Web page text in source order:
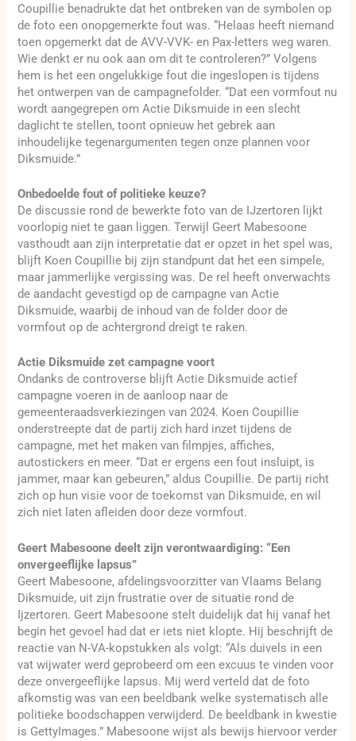
Coupillie benadrukte dat het ontbreken van de symbolen op
de foto een onopgemerkte fout was. “Helaas heeft niemand
toen opgemerkt dat de AVV-VVK- en Pax-letters weg waren.
Wie denkt er nu ook aan om dit te controleren?” Volgens
hem is het een ongelukkige fout die ingeslopen is tijdens
het ontwerpen van de campagnefolder. “Dat een vormfout nu
wordt aangegrepen om Actie Diksmuide in een slecht
daglicht te stellen, toont opnieuw het gebrek aan
inhoudelijke tegenargumenten tegen onze plannen voor
Diksmuide.”
Onbedoelde fout of politieke keuze?
De discussie rond de bewerkte foto van de IJzertoren lijkt
voorlopig niet te gaan liggen. Terwijl Geert Mabesoone
vasthoudt aan zijn interpretatie dat er opzet in het spel was,
blijft Koen Coupillie bij zijn standpunt dat het een simpele,
maar jammerlijke vergissing was. De rel heeft onverwachts
de aandacht gevestigd op de campagne van Actie
Diksmuide, waarbij de inhoud van de folder door de
vormfout op de achtergrond dreigt te raken.
Actie Diksmuide zet campagne voort
Ondanks de controverse blijft Actie Diksmuide actief
campagne voeren in de aanloop naar de
gemeenteraadsverkiezingen van 2024. Koen Coupillie
onderstreepte dat de partij zich hard inzet tijdens de
campagne, met het maken van filmpjes, affiches,
autostickers en meer. “Dat er ergens een fout insluipt, is
jammer, maar kan gebeuren,” aldus Coupillie. De partij richt
zich op hun visie voor de toekomst van Diksmuide, en wil
zich niet laten afleiden door deze vormfout.
Geert Mabesoone deelt zijn verontwaardiging: “Een
onvergeeflijke lapsus”
Geert Mabesoone, afdelingsvoorzitter van Vlaams Belang
Diksmuide, uit zijn frustratie over de situatie rond de
Ijzertoren. Geert Mabesoone stelt duidelijk dat hij vanaf het
begin het gevoel had dat er iets niet klopte. Hij beschrijft de
reactie van N-VA-kopstukken als volgt: “Als duivels in een
vat wijwater werd geprobeerd om een excuus te vinden voor
deze onvergeeflijke lapsus. Mij werd verteld dat de foto
afkomstig was van een beeldbank welke systematisch alle
politieke boodschappen verwijderd. De beeldbank in kwestie
is GettyImages.” Mabesoone wijst als bewijs hiervoor verder